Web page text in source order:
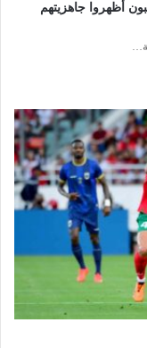
أظهروا جاهزيتهم